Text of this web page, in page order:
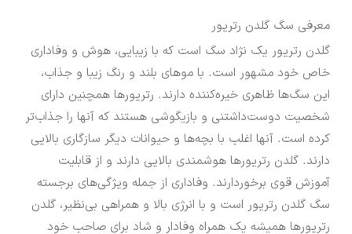
معرفی سگ گلدن رتریور
گلدن رتریور یک نژاد سگ است که با زیبایی، هوش و وفاداری
خاص خود مشهور است. با موهای بلند و رنگ زیبا و جذاب،
این سگ‌ها ظاهری خیره‌کننده دارند. رتریورها همچنین دارای
شخصیت دوست‌داشتنی و بازیگوشی هستند که آنها را جذاب‌تر
کرده است. آنها اغلب با بچه‌ها و حیوانات دیگر سازگاری بالایی
دارند. گلدن رتریورها هوشمندی بالایی دارند و از قابلیت
آموزش قوی برخوردارند. وفاداری از جمله ویژگی‌های برجسته
سگ گلدن رتریور است و با انرژی بالا و همراهی بی‌نظیر، گلدن
رتریورها همیشه یک همراه وفادار و شاد برای صاحب خود